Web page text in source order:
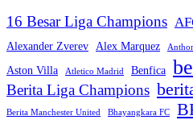
16 Besar Liga Champions
Alexander Zverev Alex Marquez
Aston Villa Atletico Madrid Benfica
Berita Liga Champions
Berita Manchester United Bhayangkara FC